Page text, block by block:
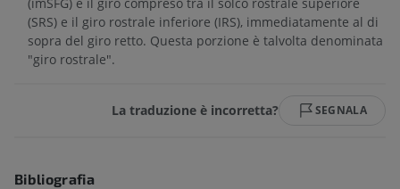
(SRS) e il giro rostrale inferiore (IRS), immediatamente al di
sopra del giro retto. Questa porzione è talvolta denominata
"giro rostrale".
La traduzione è incorretta? SEGNALA
Bibliografia